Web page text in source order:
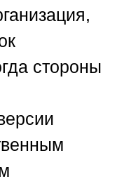
стороны